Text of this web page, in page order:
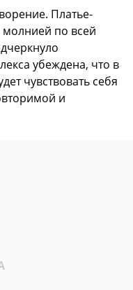
Платье-
молнией по всей
убеждена, что в
чувствовать себя
и